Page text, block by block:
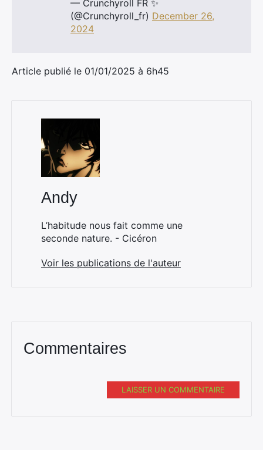
— Crunchyroll FR ✨
(@Crunchyroll_fr) December 26,
2024
Article publié le 01/01/2025 à 6h45
Andy
L’habitude nous fait comme une
seconde nature. - Cicéron
Voir les publications de l'auteur
Commentaires
LAISSER UN COMMENTAIRE